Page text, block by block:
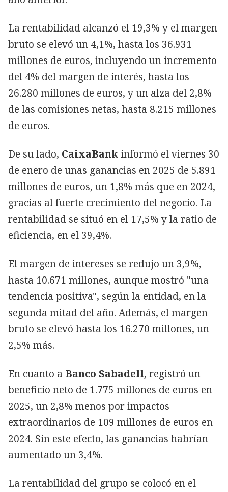
La rentabilidad alcanzó el 19,3% y el margen
bruto se elevó un 4,1%, hasta los 36.931
millones de euros, incluyendo un incremento
del 4% del margen de interés, hasta los
26.280 millones de euros, y un alza del 2,8%
de las comisiones netas, hasta 8.215 millones
de euros.
De su lado, CaixaBankinformó el viernes 30
de enero de unas ganancias en 2025 de 5.891
millones de euros, un 1,8% más que en 2024,
gracias al fuerte crecimiento del negocio. La
rentabilidad se situó en el 17,5% y la ratio de
eficiencia, en el 39,4%.
El margen de intereses se redujo un 3,9%,
hasta 10.671 millones, aunque mostró "una
tendencia positiva", según la entidad, en la
segunda mitad del año. Además, el margen
bruto se elevó hasta los 16.270 millones, un
2,5% más.
En cuanto a Banco Sabadell, registró un
beneficio neto de 1.775 millones de euros en
2025, un 2,8% menos por impactos
extraordinarios de 109 millones de euros en
2024. Sin este efecto, las ganancias habrían
aumentado un 3,4%.
La rentabilidad del grupo se colocó en el